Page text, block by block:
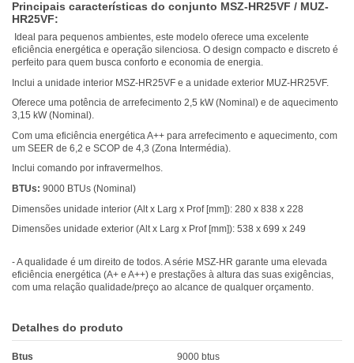
Principais características do conjunto MSZ-HR25VF / MUZ-
HR25VF:
Ideal para pequenos ambientes, este modelo oferece uma excelente
eficiência energética e operação silenciosa. O design compacto e discreto é
perfeito para quem busca conforto e economia de energia.
Inclui a unidade interior MSZ-HR25VF e a unidade exterior MUZ-HR25VF.
Oferece uma potência de arrefecimento 2,5 kW (Nominal) e de aquecimento
3,15 kW (Nominal).
Com uma eficiência energética A++ para arrefecimento e aquecimento, com
um SEER de 6,2 e SCOP de 4,3 (Zona Intermédia).
Inclui comando por infravermelhos.
BTUs: 9000 BTUs (Nominal)
Dimensões unidade interior (Alt x Larg x Prof [mm]): 280 x 838 x 228
Dimensões unidade exterior (Alt x Larg x Prof [mm]): 538 x 699 x 249
- A qualidade é um direito de todos. A série MSZ-HR garante uma elevada
eficiência energética (A+ e A++) e prestações à altura das suas exigências,
com uma relação qualidade/preço ao alcance de qualquer orçamento.
Detalhes do produto
Btus 9000 btus